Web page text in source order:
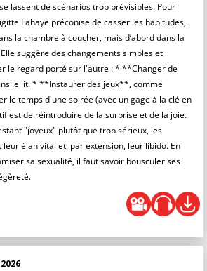
lassent de scénarios trop prévisibles. Pour
Lahaye préconise de casser les habitudes,
la chambre à coucher, mais d’abord dans la
suggère des changements simples et
le regard porté sur l'autre : * **Changer de
le lit. * **Instaurer des jeux**, comme
le temps d'une soirée (avec un gage à la clé en
est de réintroduire de la surprise et de la joie.
"joyeux" plutôt que trop sérieux, les
élan vital et, par extension, leur libido. En
sa sexualité, il faut savoir bousculer ses